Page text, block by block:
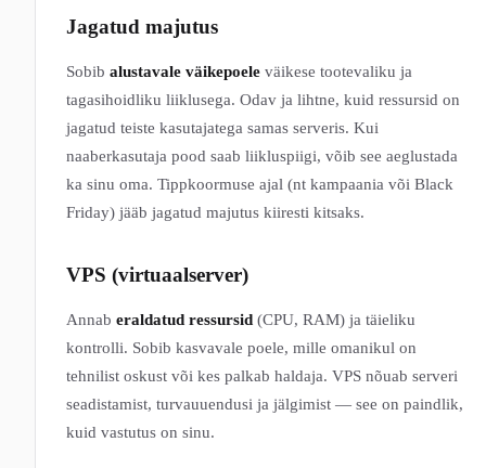
Jagatud majutus
Sobib alustavale väikepoele väikese tootevaliku ja
tagasihoidliku liiklusega. Odav ja lihtne, kuid ressursid on
jagatud teiste kasutajatega samas serveris. Kui
naaberkasutaja pood saab liikluspiigi, võib see aeglustada
ka sinu oma. Tippkoormuse ajal (nt kampaania või Black
Friday) jääb jagatud majutus kiiresti kitsaks.
VPS (virtuaalserver)
Annab eraldatud ressursid (CPU, RAM) ja täieliku
kontrolli. Sobib kasvavale poele, mille omanikul on
tehnilist oskust või kes palkab haldaja. VPS nõuab serveri
seadistamist, turvauuendusi ja jälgimist — see on paindlik,
kuid vastutus on sinu.